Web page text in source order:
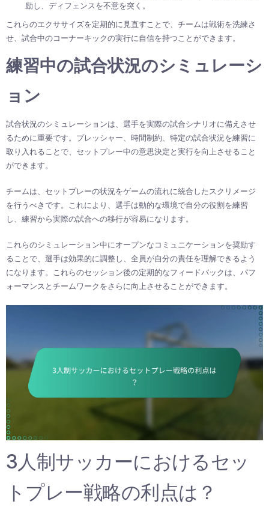
励し、ディフェンスを不意を突く。
これらのエクササイズを定期的に見直すことで、チームは戦術を洗練さ
せ、試合中のコーナーキックの実行に自信を持つことができます。
練習中の試合状況のシミュレーシ
ョン
試合状況のシミュレーションは、選手を実際の試合シナリオに備えさせ
るために重要です。プレッシャー、時間制約、特定の試合状況を練習に
取り入れることで、セットプレー中の意思決定と実行を向上させること
ができます。
チームは、セットプレーの状況をゲームの流れに統合したスクリメージ
を行うべきです。これにより、選手は動的な環境で自分の役割を練習
し、練習から実際の試合への移行が容易になります。
これらのシミュレーション中にオープンなコミュニケーションを奨励す
ることで、選手は効果的に調整し、全員が自分の責任を理解できるよう
になります。これらのセッション後の定期的なフィードバックは、パフ
ォーマンスとチームワークをさらに向上させることができます。
3人制サッカーにおけるセッ
トプレー戦略の利点は？